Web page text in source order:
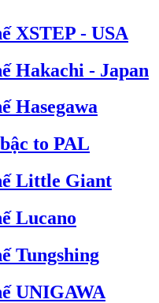
XSTEP - USA
Hakachi - Japan
Hasegawa
to PAL
Little Giant
Lucano
Tungshing
UNIGAWA